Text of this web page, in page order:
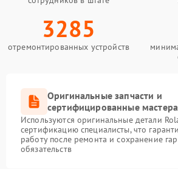
3285
отремонтированных устройств
Оригинальные запчасти и
сертифицированные мастера
Используются оригинальные детали
сертификацию специалисты, что
работу после ремонта и сохранение
обязательств